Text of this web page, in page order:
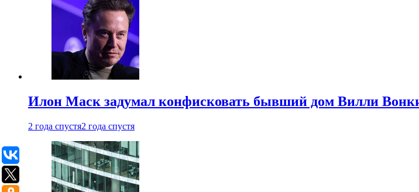
Илон Маск задумал конфисковать бывший дом Вилли
2 года спустя2 года спустя